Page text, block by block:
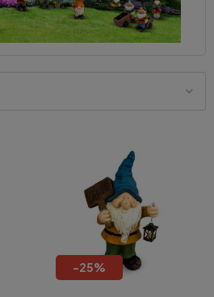
-25%